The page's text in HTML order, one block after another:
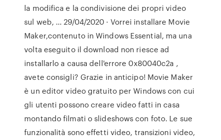
la modifica e la condivisione dei propri video
sul web, … 29/04/2020 · Vorrei installare Movie
Maker,contenuto in Windows Essential, ma una
volta eseguito il download non riesce ad
installarlo a causa dell'errore 0x80040c2a ,
avete consigli? Grazie in anticipo! Movie Maker
è un editor video gratuito per Windows con cui
gli utenti possono creare video fatti in casa
montando filmati o slideshows con foto. Le sue
funzionalità sono effetti video, transizioni video,